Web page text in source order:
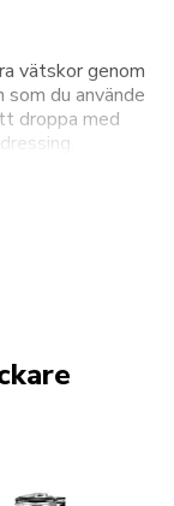
vätskor genom
du använde
droppa med